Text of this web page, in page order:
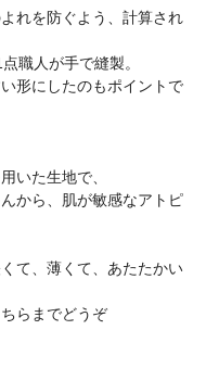
れを防ぐよう、計算され
職人が手で縫製。
形にしたのもポイントで
いた生地で、
から、肌が敏感なアトピ
て、薄くて、あたたかい
らまでどうぞ